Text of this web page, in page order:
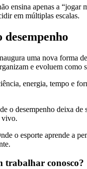
ensina apenas a “jogar
em múltiplas escalas.
uma nova forma
e evoluem como
energia, tempo e
o desempenho deixa de
vivo.
o esporte aprende a
trabalhar conosco?